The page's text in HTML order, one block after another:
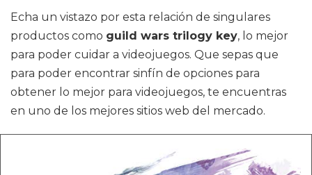
Echa un vistazo por esta relación de singulares
productos como guild wars trilogy key, lo mejor
para poder cuidar a videojuegos. Que sepas que
para poder encontrar sinfín de opciones para
obtener lo mejor para videojuegos, te encuentras
en uno de los mejores sitios web del mercado.